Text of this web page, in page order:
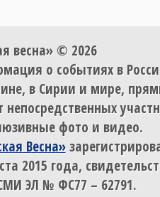
весна» © 2026
о событиях в
в Сирии и мире,
фото и видео.
Весна»
2015 года,
ЭЛ № ФС77 – 62791.